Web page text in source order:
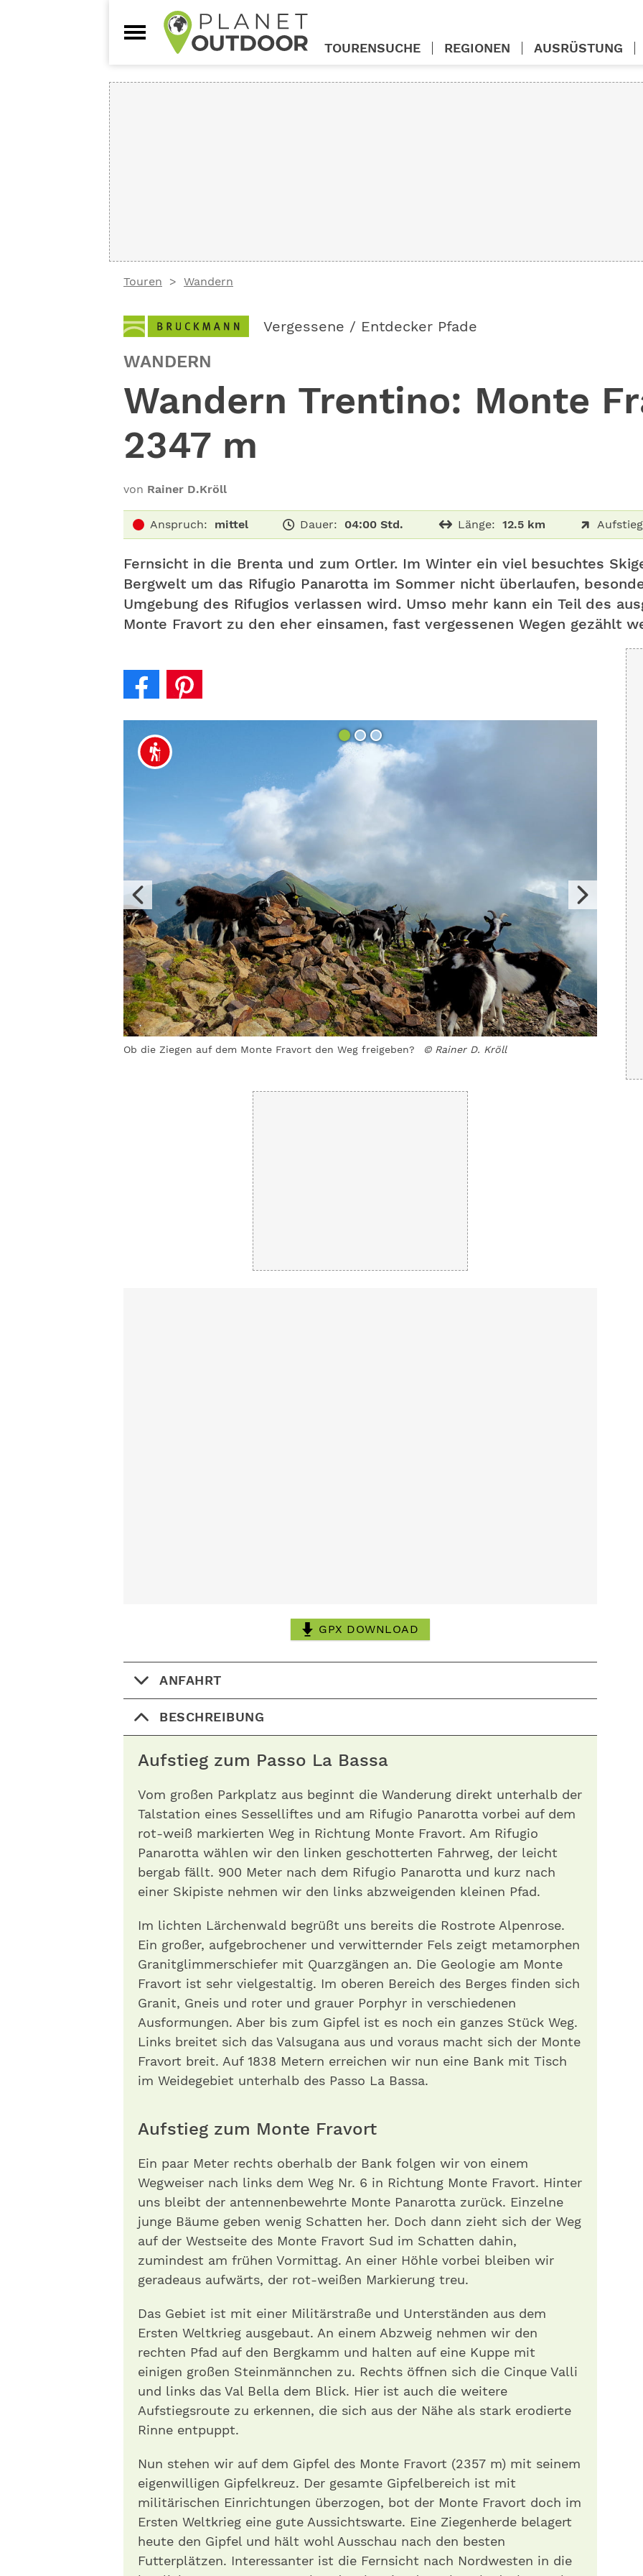
Touren Wandern
Vergessene / Entdecker Pfade
WANDERN
Wandern Trentino: Monte
2347 m
von Rainer D.Kröll
Anspruch: mittel Dauer: 04:00 Std. Länge: 12.5 km
Fernsicht in die Brenta und zum Ortler. Im Winter ein viel besuchtes
Bergwelt um das Rifugio Panarotta im Sommer nicht überlaufen,
Umgebung des Rifugios verlassen wird. Umso mehr kann ein Teil des
Monte Fravort zu den eher einsamen, fast vergessenen Wegen gezählt
Ob die Ziegen auf dem Monte Fravort den Weg freigeben? © Rainer D. Kröll Die
GPX DOWNLOAD
ANFAHRT
BESCHREIBUNG
Aufstieg zum Passo La Bassa
Vom großen Parkplatz aus beginnt die Wanderung direkt unterhalb der
Talstation eines Sesselliftes und am Rifugio Panarotta vorbei auf dem
rot-weiß markierten Weg in Richtung Monte Fravort. Am Rifugio
Panarotta wählen wir den linken geschotterten Fahrweg, der leicht
bergab fällt. 900 Meter nach dem Rifugio Panarotta und kurz nach
einer Skipiste nehmen wir den links abzweigenden kleinen Pfad.
Im lichten Lärchenwald begrüßt uns bereits die Rostrote Alpenrose.
Ein großer, aufgebrochener und verwitternder Fels zeigt metamorphen
Granitglimmerschiefer mit Quarzgängen an. Die Geologie am Monte
Fravort ist sehr vielgestaltig. Im oberen Bereich des Berges finden sich
Granit, Gneis und roter und grauer Porphyr in verschiedenen
Ausformungen. Aber bis zum Gipfel ist es noch ein ganzes Stück Weg.
Links breitet sich das Valsugana aus und voraus macht sich der Monte
Fravort breit. Auf 1838 Metern erreichen wir nun eine Bank mit Tisch
im Weidegebiet unterhalb des Passo La Bassa.
Aufstieg zum Monte Fravort
Ein paar Meter rechts oberhalb der Bank folgen wir von einem
Wegweiser nach links dem Weg Nr. 6 in Richtung Monte Fravort. Hinter
uns bleibt der antennenbewehrte Monte Panarotta zurück. Einzelne
junge Bäume geben wenig Schatten her. Doch dann zieht sich der Weg
auf der Westseite des Monte Fravort Sud im Schatten dahin,
zumindest am frühen Vormittag. An einer Höhle vorbei bleiben wir
geradeaus aufwärts, der rot-weißen Markierung treu.
Das Gebiet ist mit einer Militärstraße und Unterständen aus dem
Ersten Weltkrieg ausgebaut. An einem Abzweig nehmen wir den
rechten Pfad auf den Bergkamm und halten auf eine Kuppe mit
einigen großen Steinmännchen zu. Rechts öffnen sich die Cinque Valli
und links das Val Bella dem Blick. Hier ist auch die weitere
Aufstiegsroute zu erkennen, die sich aus der Nähe als stark erodierte
Rinne entpuppt.
Nun stehen wir auf dem Gipfel des Monte Fravort (2357 m) mit seinem
eigenwilligen Gipfelkreuz. Der gesamte Gipfelbereich ist mit
militärischen Einrichtungen überzogen, bot der Monte Fravort doch im
Ersten Weltkrieg eine gute Aussichtswarte. Eine Ziegenherde belagert
heute den Gipfel und hält wohl Ausschau nach den besten
Futterplätzen. Interessanter ist die Fernsicht nach Nordwesten in die
TOURENSUCHE REGIONEN AUSRÜSTUNG